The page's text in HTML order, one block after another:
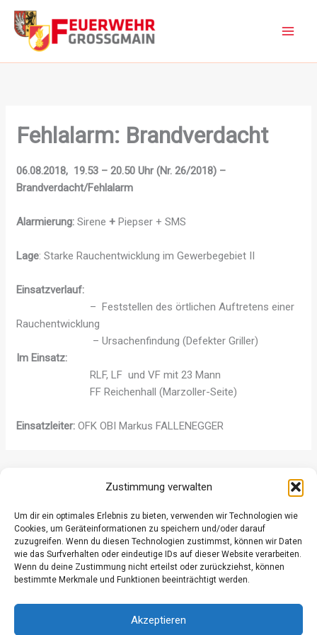
Zustimmung verwalten
Um dir ein optimales Erlebnis zu bieten, verwenden wir Technologien wie
Cookies, um Geräteinformationen zu speichern und/oder darauf
zuzugreifen. Wenn du diesen Technologien zustimmst, können wir Daten
wie das Surfverhalten oder eindeutige IDs auf dieser Website verarbeiten.
Wenn du deine Zustimmung nicht erteilst oder zurückziehst, können
bestimmte Merkmale und Funktionen beeinträchtigt werden.
Akzeptieren
Zum
Inhalt
springen
Fehlalarm: Brandverdacht
06.08.2018, 19.53 – 20.50 Uhr (Nr. 26/2018) –
Brandverdacht/Fehlalarm
Alarmierung:Sirene +Piepser + SMS
Lage: Starke Rauchentwicklung im Gewerbegebiet II
Einsatzverlauf:
– Feststellen des örtlichen Auftretens einer
Rauchentwicklung
– Ursachenfindung (Defekter Griller)
Im Einsatz:
RLF, LF und VF mit 23 Mann
FF Reichenhall (Marzoller-Seite)
Einsatzleiter:OFK OBI Markus FALLENEGGER
Datenschutz
Impressum